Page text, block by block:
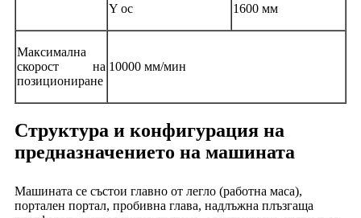
Y ос 1600 мм
Максимална
скорост на
позициониране
10000 мм/мин
Структура и конфигурация на
предназначението на машината
Машината се състои главно от легло (работна маса),
портален портал, пробивна глава, надлъжна плъзгаща